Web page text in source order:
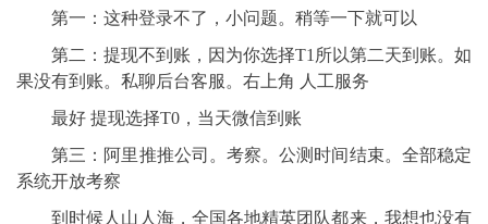
第一：这种登录不了，小问题。稍等一下就可以
第二：提现不到账，因为你选择T1所以第二天到账。如
果没有到账。私聊后台客服。右上角 人工服务
最好 提现选择T0，当天微信到账
第三：阿里推推公司。考察。公测时间结束。全部稳定
系统开放考察
到时候人山人海，全国各地精英团队都来，我想也没有